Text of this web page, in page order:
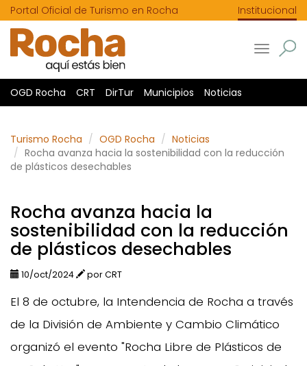
Portal Oficial de Turismo en Rocha Institucional
Toggle
OGD Rocha CRT DirTur Municipios Noticias
Turismo Rocha OGD Rocha
Noticias
Rocha avanza hacia la sostenibilidad con la reducción
de plásticos desechables
Rocha avanza hacia la
sostenibilidad con la reducción
de plásticos desechables
10/oct/2024 por CRT
El 8 de octubre, la Intendencia de Rocha a través
de la División de Ambiente y Cambio Climático
organizó el evento "Rocha Libre de Plásticos de